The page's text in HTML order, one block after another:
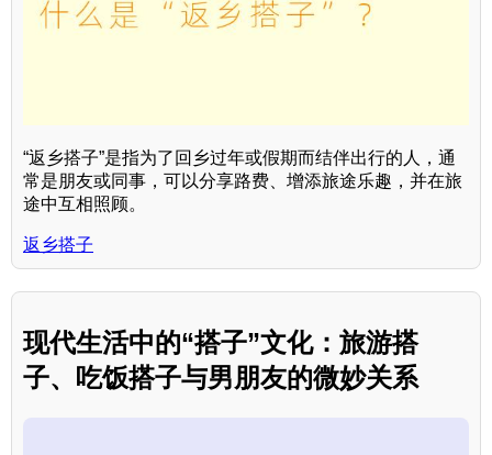
“返乡搭子”是指为了回乡过年或假期而结伴出行的人，通
常是朋友或同事，可以分享路费、增添旅途乐趣，并在旅
途中互相照顾。
返乡搭子
现代生活中的“搭子”文化：旅游搭
子、吃饭搭子与男朋友的微妙关系